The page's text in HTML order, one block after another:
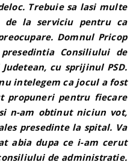
Trebuie sa lasi multe
la serviciu pentru ca
Domnul Pricop
Consiliului de
cu sprijinul PSD.
intelegem ca jocul a fost
propuneri pentru fiecare
n-am obtinut niciun vot,
presedinte la spital. Va
abia dupa ce i-am cerut
de administratie.